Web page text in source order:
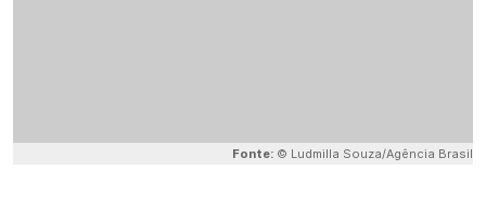
Fonte: © Ludmilla Souza/Agência Brasil